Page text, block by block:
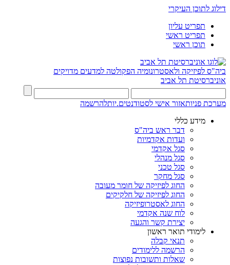
דילוג לתוכן העיקרי
תפריט עליון
תפריט ראשי
תוכן ראשי
ביה"ס לפיזיקה ולאסטרונומיה הפקולטה למדעים מדויקים
אוניברסיטת תל אביב
מערכת פניותאזור אישי לסטודנטים.יותלהרשמה
מידע כללי
דבר ראש ביה"ס
ועדות אקדמיות
סגל אקדמי
סגל מנהלי
סגל טכני
סגל מחקר
החוג לפיזיקה של חומר מעובה
החוג לפיזיקה של חלקיקים
החוג לאסטרופיזיקה
לוח שנה אקדמי
יצירת קשר והגעה
לימודי תואר ראשון
תנאי קבלה
הרשמה ללימודים
שאלות ותשובות נפוצות